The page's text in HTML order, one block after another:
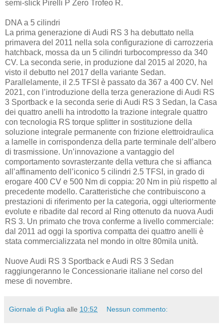
semi-slick Pirelli P Zero Trofeo R.
DNA a 5 cilindri
La prima generazione di Audi RS 3 ha debuttato nella
primavera del 2011 nella sola configurazione di carrozzeria
hatchback, mossa da un 5 cilindri turbocompresso da 340
CV. La seconda serie, in produzione dal 2015 al 2020, ha
visto il debutto nel 2017 della variante Sedan.
Parallelamente, il 2.5 TFSI è passato da 367 a 400 CV. Nel
2021, con l’introduzione della terza generazione di Audi RS
3 Sportback e la seconda serie di Audi RS 3 Sedan, la Casa
dei quattro anelli ha introdotto la trazione integrale quattro
con tecnologia RS torque splitter in sostituzione della
soluzione integrale permanente con frizione elettroidraulica
a lamelle in corrispondenza della parte terminale dell’albero
di trasmissione. Un’innovazione a vantaggio del
comportamento sovrasterzante della vettura che si affianca
all’affinamento dell’iconico 5 cilindri 2.5 TFSI, in grado di
erogare 400 CV e 500 Nm di coppia: 20 Nm in più rispetto al
precedente modello. Caratteristiche che contribuiscono a
prestazioni di riferimento per la categoria, oggi ulteriormente
evolute e ribadite dal record al Ring ottenuto da nuova Audi
RS 3. Un primato che trova conferme a livello commerciale:
dal 2011 ad oggi la sportiva compatta dei quattro anelli è
stata commercializzata nel mondo in oltre 80mila unità.
Nuove Audi RS 3 Sportback e Audi RS 3 Sedan
raggiungeranno le Concessionarie italiane nel corso del
mese di novembre.
Giornale di Puglia alle 10:52 Nessun commento: